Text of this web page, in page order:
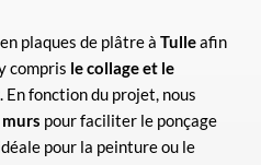
plaques de plâtre à Tulleafin
compris le collage et le
. En fonction du projet, nous
pour faciliter le ponçage
pour la peinture ou le